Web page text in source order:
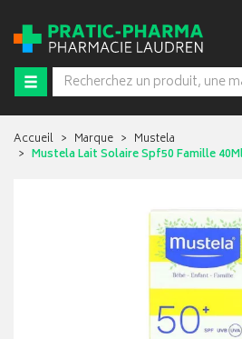
Accueil Marque
Mustela
Mustela Lait Solaire Spf50 Famille